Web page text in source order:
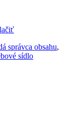
správca obsahu,
sídlo